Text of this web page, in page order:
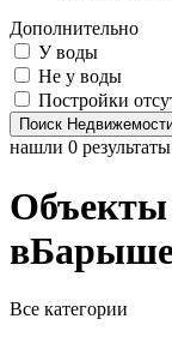
Дополнительно
У воды
Не у воды
Постройки
Поиск
нашли 0 результаты
Объекты
Все категории